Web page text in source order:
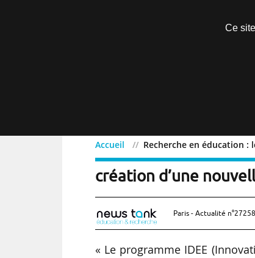
Accueil Recherche en éducation :
Recherche en
création d’une
Paris - Actualité
« Le programme IDEE
Ce